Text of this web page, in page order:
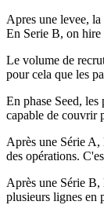
Apres une levee,
En Serie B, on hire
Le volume de
pour cela que les
En phase Seed,
capable de couvrir
Après une Série
des opérations.
Après une Série B,
plusieurs lignes en